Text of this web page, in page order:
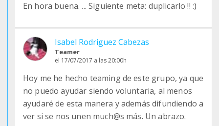
En hora buena. ... Siguiente meta: duplicarlo !! :)
Isabel Rodriguez Cabezas
Teamer
el 17/07/2017 a las 20:00h
Hoy me he hecho teaming de este grupo, ya que
no puedo ayudar siendo voluntaria, al menos
ayudaré de esta manera y además difundiendo a
ver si se nos unen much@s más. Un abrazo.